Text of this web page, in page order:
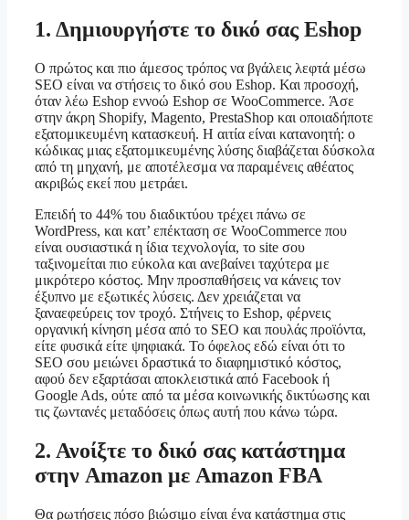
1. Δημιουργήστε το δικό σας Eshop
Ο πρώτος και πιο άμεσος τρόπος να βγάλεις λεφτά μέσω
SEO είναι να στήσεις το δικό σου Eshop. Και προσοχή,
όταν λέω Eshop εννοώ Eshop σε WooCommerce. Άσε
στην άκρη Shopify, Magento, PrestaShop και οποιαδήποτε
εξατομικευμένη κατασκευή. Η αιτία είναι κατανοητή: ο
κώδικας μιας εξατομικευμένης λύσης διαβάζεται δύσκολα
από τη μηχανή, με αποτέλεσμα να παραμένεις αθέατος
ακριβώς εκεί που μετράει.
Επειδή το 44% του διαδικτύου τρέχει πάνω σε
WordPress, και κατ’ επέκταση σε WooCommerce που
είναι ουσιαστικά η ίδια τεχνολογία, το site σου
ταξινομείται πιο εύκολα και ανεβαίνει ταχύτερα με
μικρότερο κόστος. Μην προσπαθήσεις να κάνεις τον
έξυπνο με εξωτικές λύσεις. Δεν χρειάζεται να
ξαναεφεύρεις τον τροχό. Στήνεις το Eshop, φέρνεις
οργανική κίνηση μέσα από το SEO και πουλάς προϊόντα,
είτε φυσικά είτε ψηφιακά. Το όφελος εδώ είναι ότι το
SEO σου μειώνει δραστικά το διαφημιστικό κόστος,
αφού δεν εξαρτάσαι αποκλειστικά από Facebook ή
Google Ads, ούτε από τα μέσα κοινωνικής δικτύωσης και
τις ζωντανές μεταδόσεις όπως αυτή που κάνω τώρα.
2. Ανοίξτε το δικό σας κατάστημα
στην Amazon με Amazon FBA
Θα ρωτήσεις πόσο βιώσιμο είναι ένα κατάστημα στις